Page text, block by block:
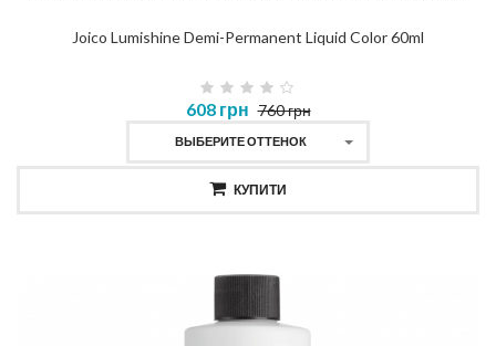
Joico Lumishine Demi-Permanent Liquid Color 60ml
608 грн 760 грн
ВЫБЕРИТЕ ОТТЕНОК
КУПИТИ